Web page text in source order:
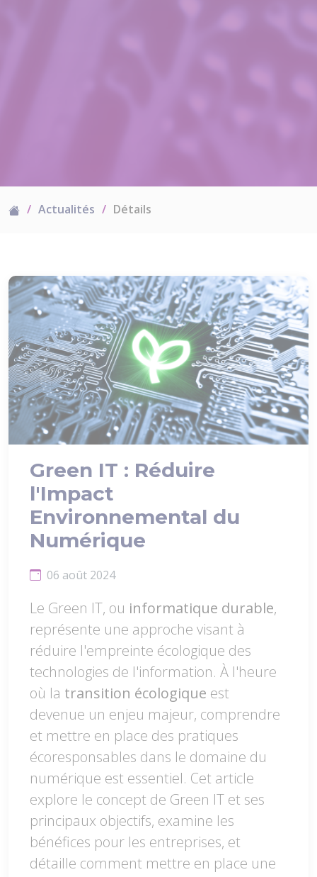
Actualités Détails
Green IT : Réduire
l'Impact
Environnemental du
Numérique
06 août 2024
Le Green IT, ou informatique durable,
représente une approche visant à
réduire l'empreinte écologique des
technologies de l'information. À l'heure
où la transition écologique est
devenue un enjeu majeur, comprendre
et mettre en place des pratiques
écoresponsables dans le domaine du
numérique est essentiel. Cet article
explore le concept de Green IT et ses
principaux objectifs, examine les
bénéfices pour les entreprises, et
détaille comment mettre en place une